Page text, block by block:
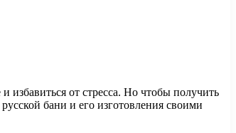
от стресса. Но чтобы получить
бани и его изготовления своими